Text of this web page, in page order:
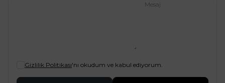
Mesaj
Gizlilik Politikası'nı okudum ve kabul ediyorum.